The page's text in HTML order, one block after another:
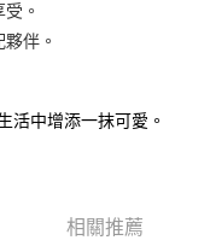
邦商業銀行
際商業銀行
際商業銀行
。
伴。
活中增添一抹可愛。
相關推薦